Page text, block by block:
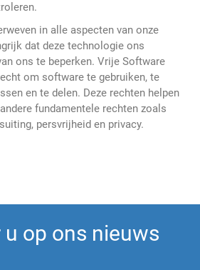
in alle aspecten van onze
dat deze technologie ons
ons te beperken. Vrije Software
om software te gebruiken, te
en te delen. Deze rechten helpen
fundamentele rechten zoals
persvrijheid en privacy.
op ons nieuws